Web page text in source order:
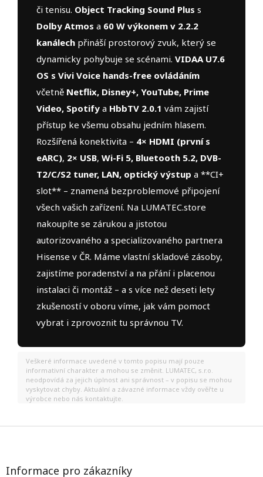
či tenisu. Object Tracking Sound Plus s
Dolby Atmos a 60 W výkonem v 2.2.2
kanálech přináší prostorový zvuk, který se
dynamicky pohybuje se scénami. VIDAA U7.6
OS s Vivi Voice hands-free ovládáním
včetně Netflix, Disney+, YouTube, Prime
Video, Spotify a HbbTV 2.0.1 vám zajistí
přístup ke všemu obsahu jedním hlasem.
Rozšířená konektivita – 4× HDMI (první s
eARC), 2× USB, Wi-Fi 5, Bluetooth 5.2, DVB-
T2/C/S2 tuner, LAN, optický výstup a **CI+
slot** – znamená bezproblemové připojení
všech vašich zařízení. Na LUMATEC.store
nakoupíte se zárukou a jistotou
autorizovaného a specializovaného partnera
Hisense v ČR. Máme vlastní skladové zásoby,
zajistíme poradenství a na přání i placenou
instalaci či montáž – a s více než deseti lety
zkušeností v oboru víme, jak vám pomoct
vybrat i zprovoznit tu správnou TV.
Veškeré informace uvedené v tomto popisu mají pouze
informativní charakter a mohou se změnit. LUMATEC, s.r.o.
neodpovídá za jejich úplnost ani správnost – v popisu se mohou
vyskytovat chyby. Aktuální a závazné informace vždy ověřte u
výrobce nebo nás kontaktujte.
Z
Informace pro zákazníky